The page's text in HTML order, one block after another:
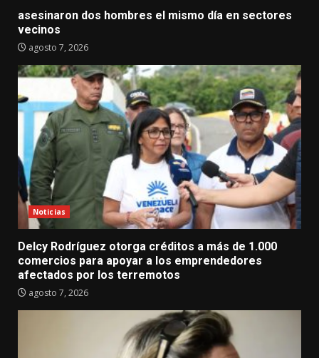
asesinaron dos hombres el mismo día en sectores
vecinos
agosto 7, 2026
Noticias
Delcy Rodríguez otorga créditos a más de 1.000
comercios para apoyar a los emprendedores
afectados por los terremotos
agosto 7, 2026